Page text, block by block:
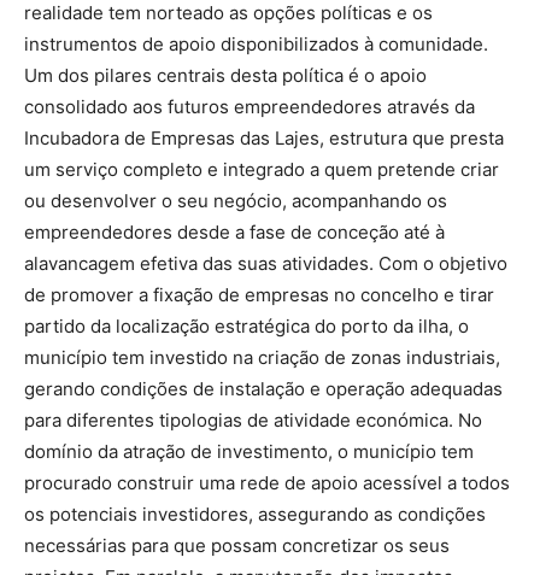
realidade tem norteado as opções políticas e os
instrumentos de apoio disponibilizados à comunidade.
Um dos pilares centrais desta política é o apoio
consolidado aos futuros empreendedores através da
Incubadora de Empresas das Lajes, estrutura que presta
um serviço completo e integrado a quem pretende criar
ou desenvolver o seu negócio, acompanhando os
empreendedores desde a fase de conceção até à
alavancagem efetiva das suas atividades. Com o objetivo
de promover a fixação de empresas no concelho e tirar
partido da localização estratégica do porto da ilha, o
município tem investido na criação de zonas industriais,
gerando condições de instalação e operação adequadas
para diferentes tipologias de atividade económica. No
domínio da atração de investimento, o município tem
procurado construir uma rede de apoio acessível a todos
os potenciais investidores, assegurando as condições
necessárias para que possam concretizar os seus